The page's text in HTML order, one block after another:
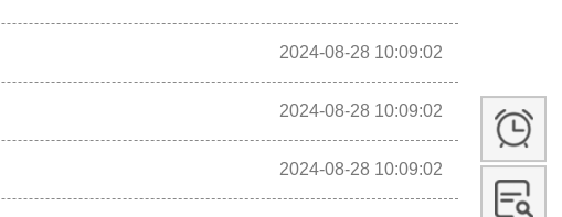
2024-08-28 10:09:02
2024-08-28 10:09:02
2024-08-28 10:09:02